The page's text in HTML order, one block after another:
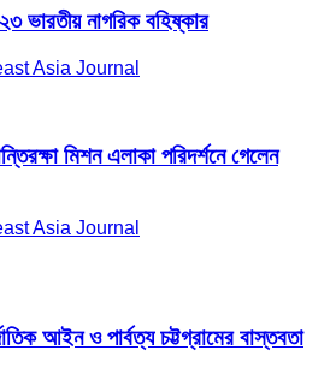
ভারতীয় নাগরিক বহিষ্কার
Asia Journal
মিশন এলাকা পরিদর্শনে গেলেন
Asia Journal
আইন ও পার্বত্য চট্টগ্রামের বাস্তবতা